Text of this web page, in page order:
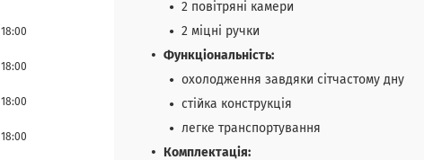
2 повітряні камери
2 міцні ручки
Функціональність:
охолодження завдяки сітчастому дну
стійка конструкція
легке транспортування
Комплектація:
18:00
18:00
18:00
18:00